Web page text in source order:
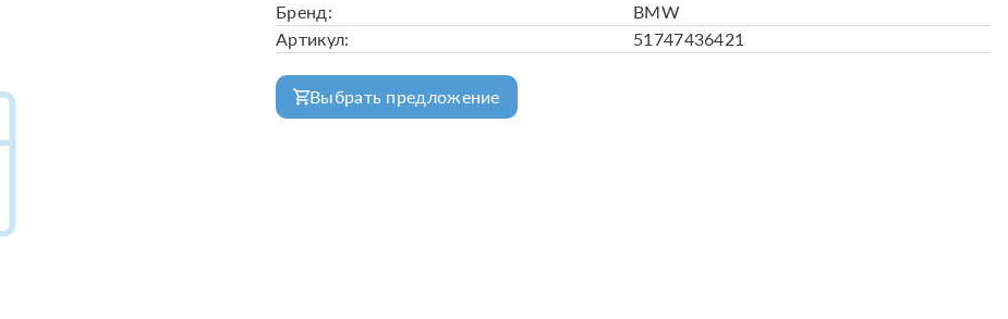
Бренд:
BMW
Артикул:
51747436421
Выбрать предложение